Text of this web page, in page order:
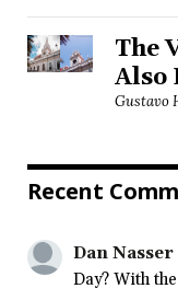
The
Also
Gustavo
Recent
Dan Nasser
Day? With